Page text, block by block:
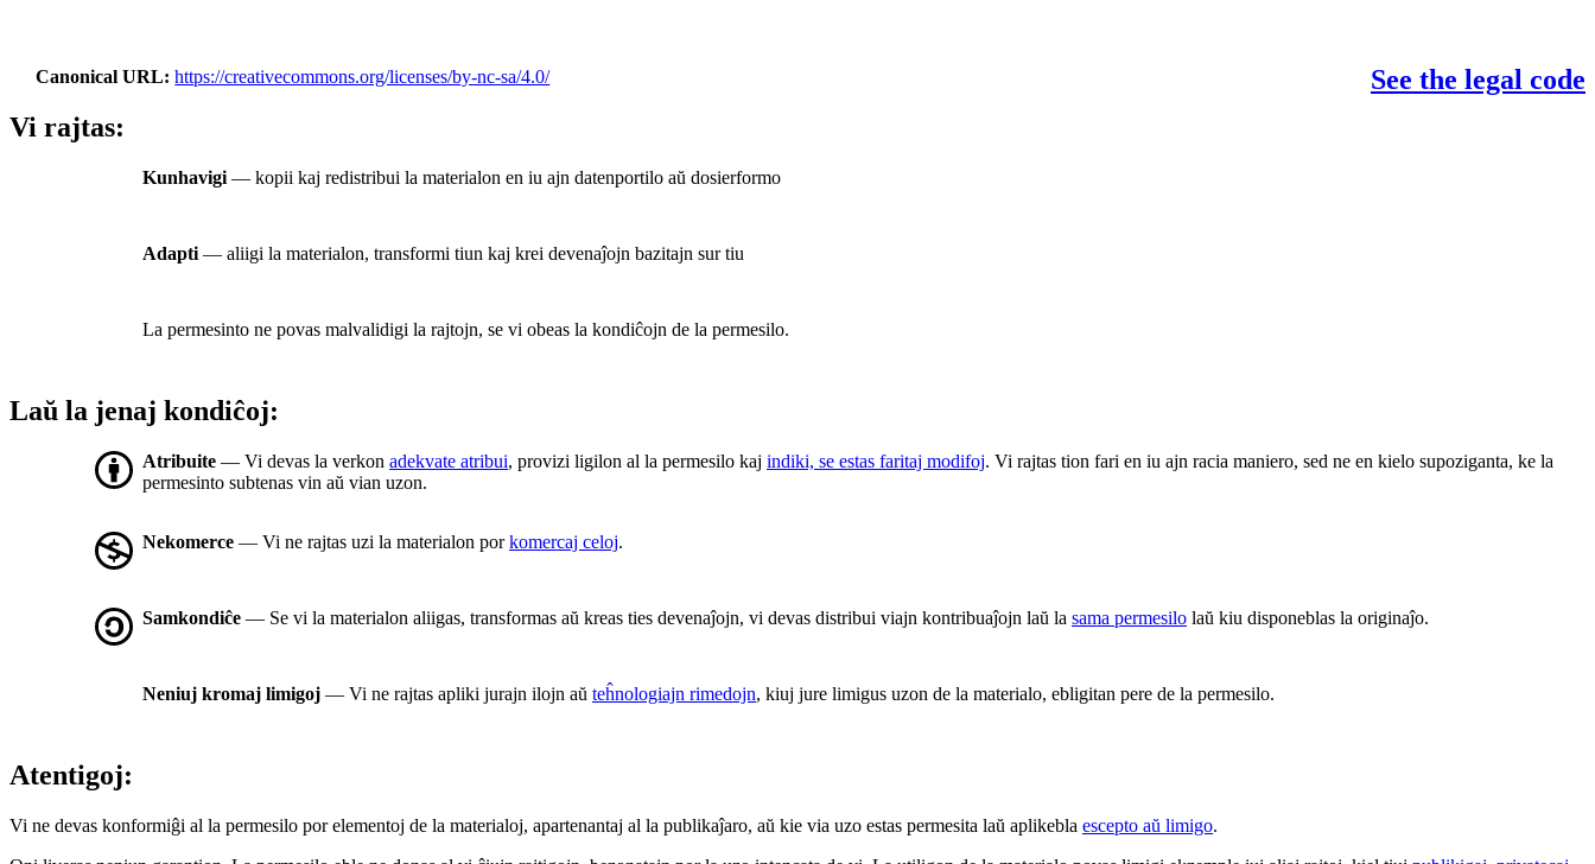
Canonical URL https://creativecommons.org/licenses/by-nc-sa/4.0/
See the legal code
Vi rajtas:
Kunhavigi — kopii kaj redistribui la materialon en iu ajn datenportilo aŭ dosierformo
Adapti — aliigi la materialon, transformi tiun kaj krei devenaĵojn bazitajn sur tiu
La permesinto ne povas malvalidigi la rajtojn, se vi obeas la kondiĉojn de la permesilo.
Laŭ la jenaj kondiĉoj:
Atribuite — Vi devas la verkon adekvate atribui, provizi ligilon al la permesilo kaj indiki, se estas faritaj modifoj. Vi rajtas tion fari en iu ajn racia maniero, sed ne en kielo supoziganta, ke la
permesinto subtenas vin aŭ vian uzon.
Nekomerce — Vi ne rajtas uzi la materialon porkomercaj celoj.
Samkondiĉe — Se vi la materialon aliigas, transformas aŭ kreas ties devenaĵojn, vi devas distribui viajn kontribuaĵojn laŭ la sama permesilo laŭ kiu disponeblas la originaĵo.
Neniuj kromaj limigoj — Vi ne rajtas apliki jurajn ilojn aŭ teĥnologiajn rimedojn, kiuj jure limigus uzon de la materialo, ebligitan pere de la permesilo.
Atentigoj:
Vi ne devas konformiĝi al la permesilo por elementoj de la materialoj, apartenantaj al la publikaĵaro, aŭ kie via uzo estas permesita laŭ aplikebla escepto aŭ limigo.